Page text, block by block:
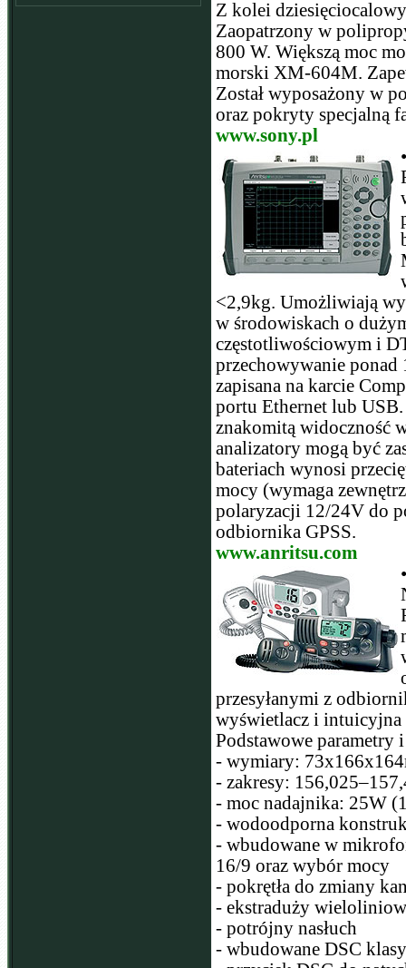
Z kolei
Zaopatrzony w
800 W. Większą moc
morski XM-604M.
Został wyposażony w
oraz pokryty specjalną
www.sony.pl
<2,9kg. Umożliwiają
w środowiskach o
częstotliwościowym i
przechowywanie ponad
zapisana na karcie
portu Ethernet lub
znakomitą widoczność
analizatory mogą być
bateriach wynosi
mocy (wymaga
polaryzacji 12/24V do
odbiornika GPSS.
www.anritsu.com
przesyłanymi z
wyświetlacz i intuicyjna
Podstawowe parametry
- wymiary:
- zakresy:
- moc nadajnika: 25W
- wodoodporna
- wbudowane w
16/9 oraz wybór mocy
- pokrętła do zmiany
- ekstraduży
- potrójny nasłuch
- wbudowane DSC